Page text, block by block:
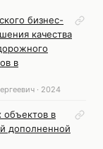
бизнес-
качества
в
· 2024
объектов в
дополненной